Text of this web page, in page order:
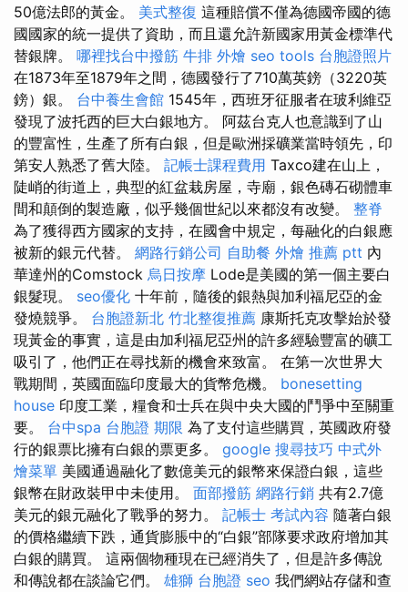
50億法郎的黃金。 美式整復 這種賠償不僅為德國帝國的德
國國家的統一提供了資助，而且還允許新國家用黃金標準代
替銀牌。 哪裡找台中撥筋 牛排 外燴 seo tools 台胞證照片
在1873年至1879年之間，德國發行了710萬英鎊（3220英
鎊）銀。 台中養生會館 1545年，西班牙征服者在玻利維亞
發現了波托西的巨大白銀地方。 阿茲台克人也意識到了山
的豐富性，生產了所有白銀，但是歐洲採礦業當時領先，印
第安人熟悉了舊大陸。 記帳士課程費用 Taxco建在山上，
陡峭的街道上，典型的紅盆栽房屋，寺廟，銀色磚石砌體車
間和顛倒的製造廠，似乎幾個世紀以來都沒有改變。 整脊
為了獲得西方國家的支持，在國會中規定，每融化的白銀應
被新的銀元代替。 網路行銷公司 自助餐 外燴 推薦 ptt 內
華達州的Comstock 烏日按摩 Lode是美國的第一個主要白
銀髮現。 seo優化 十年前，隨後的銀熱與加利福尼亞的金
發燒競爭。 台胞證新北 竹北整復推薦 康斯托克攻擊始於發
現黃金的事實，這是由加利福尼亞州的許多經驗豐富的礦工
吸引了，他們正在尋找新的機會來致富。 在第一次世界大
戰期間，英國面臨印度最大的貨幣危機。 bonesetting
house 印度工業，糧食和士兵在與中央大國的鬥爭中至關重
要。 台中spa 台胞證 期限 為了支付這些購買，英國政府發
行的銀票比擁有白銀的票更多。 google 搜尋技巧 中式外
燴菜單 美國通過融化了數億美元的銀幣來保證白銀，這些
銀幣在財政裝甲中未使用。 面部撥筋 網路行銷 共有2.7億
美元的銀元融化了戰爭的努力。 記帳士 考試內容 隨著白銀
的價格繼續下跌，通貨膨脹中的“白銀”部隊要求政府增加其
白銀的購買。 這兩個物種現在已經消失了，但是許多傳說
和傳說都在談論它們。 雄獅 台胞證 seo 我們網站存儲和查